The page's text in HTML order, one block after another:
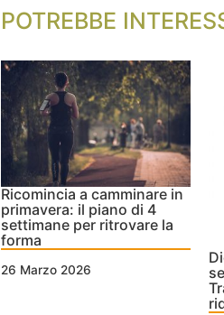
POTREBBE
Ricomincia a camminare in
primavera: il piano di 4
settimane per ritrovare la
forma
26 Marzo 2026